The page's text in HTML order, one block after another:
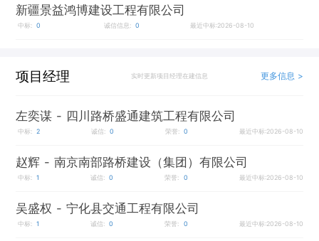
新疆景益鸿博建设工程有限公司
中标: 0 诚信信息: 0 最近中标:2026-08-10
项目经理 实时更新项目经理在建信息 更多信息 >
左奕谋 - 四川路桥盛通建筑工程有限公司
中标: 2 诚信: 0 荣誉: 0 最近中标:2026-08-10
赵辉 - 南京南部路桥建设（集团）有限公司
中标: 1 诚信: 0 荣誉: 0 最近中标:2026-08-10
吴盛权 - 宁化县交通工程有限公司
中标: 1 诚信: 0 荣誉: 0 最近中标:2026-08-10